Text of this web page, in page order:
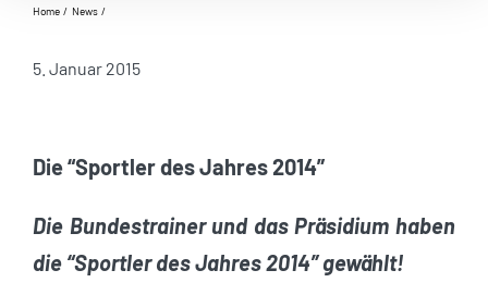
Home News
5. Januar 2015
Die “Sportler des Jahres 2014”
Die Bundestrainer und das Präsidium haben
die “Sportler des Jahres 2014” gewählt!